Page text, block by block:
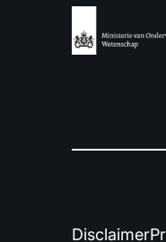
Disclaimer